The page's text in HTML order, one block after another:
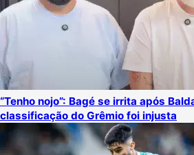
“Tenho nojo”: Bagé se irrita após
classificação do Grêmio foi injusta